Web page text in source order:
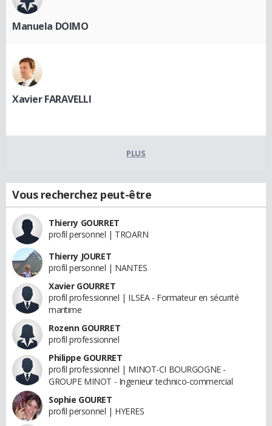
Manuela DOIMO
Xavier FARAVELLI
PLUS
Vous recherchez peut-être
Thierry GOURRET
profil personnel | TROARN
Thierry JOURET
profil personnel | NANTES
Xavier GOURRET
profil professionnel | ILSEA - Formateur en sécurité
maritime
Rozenn GOURRET
profil professionnel
Philippe GOURRET
profil professionnel | MINOT-CI BOURGOGNE -
GROUPE MINOT - Ingenieur technico-commercial
Sophie GOURET
profil personnel | HYERES